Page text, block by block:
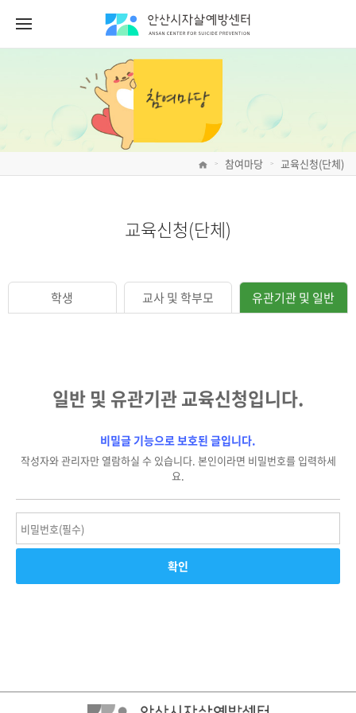
> 참여마당 > 교육신청(단체)
교육신청(단체)
학생 교사 및 학부모 유관기관 및 일반
일반 및 유관기관 교육신청입니다.
비밀글 기능으로 보호된 글입니다.
작성자와 관리자만 열람하실 수 있습니다. 본인이라면 비밀번호를 입력하세
요.